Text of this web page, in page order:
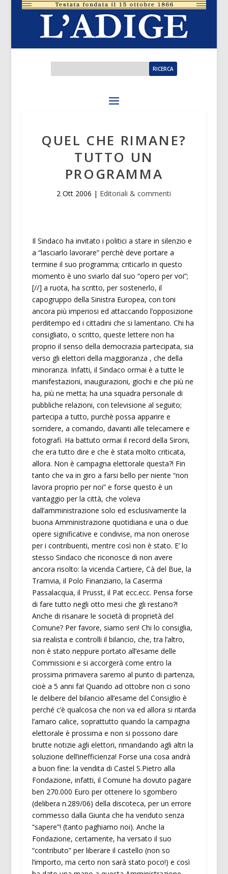
QUEL CHE RIMANE?
TUTTO UN
PROGRAMMA
2 Ott 2006 | Editoriali & commenti
Il Sindaco ha invitato i politici a stare in silenzio e
a “lasciarlo lavorare” perchè deve portare a
termine il suo programma; criticarlo in questo
momento è uno sviarlo dal suo “opero per voi”;
[//] a ruota, ha scritto, per sostenerlo, il
capogruppo della Sinistra Europea, con toni
ancora più imperiosi ed attaccando l’opposizione
perditempo ed i cittadini che si lamentano. Chi ha
consigliato, o scritto, queste lettere non ha
proprio il senso della democrazia partecipata, sia
verso gli elettori della maggioranza , che della
minoranza. Infatti, il Sindaco ormai è a tutte le
manifestazioni, inaugurazioni, giochi e che più ne
ha, più ne metta; ha una squadra personale di
pubbliche relazioni, con televisione al seguito;
partecipa a tutto, purchè possa apparire e
sorridere, a comando, davanti alle telecamere e
fotografi. Ha battuto ormai il record della Sironi,
che era tutto dire e che è stata molto criticata,
allora. Non è campagna elettorale questa?! Fin
tanto che va in giro a farsi bello per niente “non
lavora proprio per noi” e forse questo è un
vantaggio per la città, che voleva
dall’amministrazione solo ed esclusivamente la
buona Amministrazione quotidiana e una o due
opere significative e condivise, ma non onerose
per i contribuenti, mentre così non è stato. E’ lo
stesso Sindaco che riconosce di non avere
ancora risolto: la vicenda Cartiere, Cà del Bue, la
Tramvia, il Polo Finanziario, la Caserma
Passalacqua, il Prusst, il Pat ecc.ecc. Pensa forse
di fare tutto negli otto mesi che gli restano?!
Anche di risanare le società di proprietà del
Comune? Per favore, siamo seri! Chi lo consiglia,
sia realista e controlli il bilancio, che, tra l’altro,
non è stato neppure portato all’esame delle
Commissioni e si accorgerà come entro la
prossima primavera saremo al punto di partenza,
cioè a 5 anni fa! Quando ad ottobre non ci sono
le delibere del bilancio all’esame del Consiglio è
perché c’è qualcosa che non va ed allora si ritarda
l’amaro calice, soprattutto quando la campagna
elettorale è prossima e non si possono dare
brutte notizie agli elettori, rimandando agli altri la
soluzione dell’inefficienza! Forse una cosa andrà
a buon fine: la vendita di Castel S.Pietro alla
Fondazione, infatti, il Comune ha dovuto pagare
ben 270.000 Euro per ottenere lo sgombero
(delibera n.289/06) della discoteca, per un errore
commesso dalla Giunta che ha venduto senza
“sapere”! (tanto paghiamo noi). Anche la
Fondazione, certamente, ha versato il suo
“contributo” per liberare il castello (non so
l’importo, ma certo non sarà stato poco!) e così